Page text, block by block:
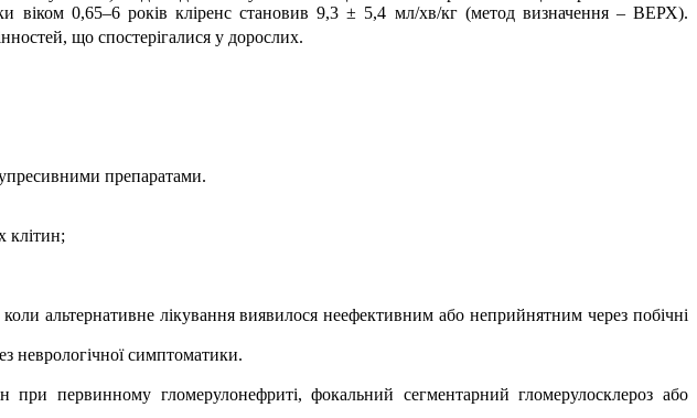
віком 0,65–6 років кліренс становив 9,3 ± 5,4 мл/хв/кг (метод визначення – ВЕРХ).
що спостерігалися у дорослих.
препаратами.
клітин;
альтернативне лікування виявилося неефективним або неприйнятним через побічні
неврологічної симптоматики.
при первинному гломерулонефриті, фокальний сегментарний гломерулосклероз або